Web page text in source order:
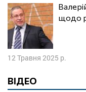
Валерій ПЕКАР. Якою є стратегія Китаю
щодо
12 Травня 2025 р.
ВІДЕО